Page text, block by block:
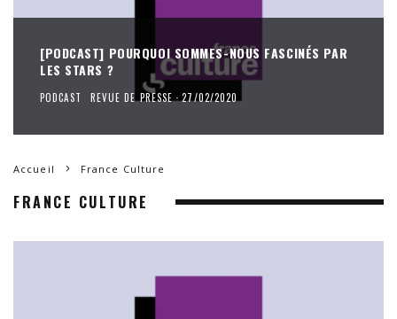
[PODCAST] POURQUOI SOMMES-NOUS FASCINÉS PAR
LES STARS ?
PODCAST REVUE DE PRESSE · 27/02/2020
Accueil France Culture
FRANCE CULTURE